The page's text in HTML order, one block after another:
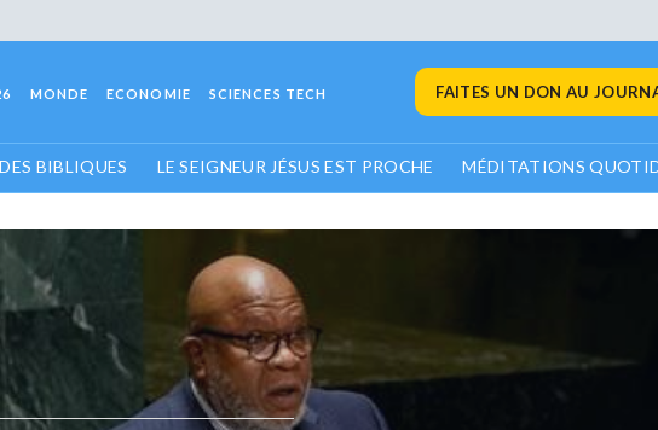
MONDE ECONOMIE SCIENCES TECH FAITES UN DON AU
BIBLIQUES LE SEIGNEUR JÉSUS EST PROCHE MÉDITATIONS